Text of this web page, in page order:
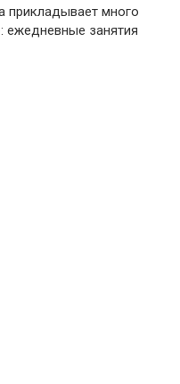
прикладывает много
ежедневные занятия